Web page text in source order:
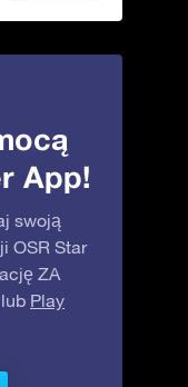
App!
swoją
OSR Star
ZA
lub Play